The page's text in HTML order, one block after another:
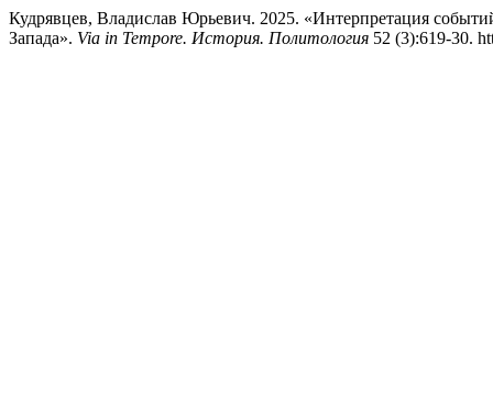
Кудрявцев, Владислав Юрьевич. 2025. «Интерпретация
Запада». Via in Tempore. История. Политология 52 (3):619-30.